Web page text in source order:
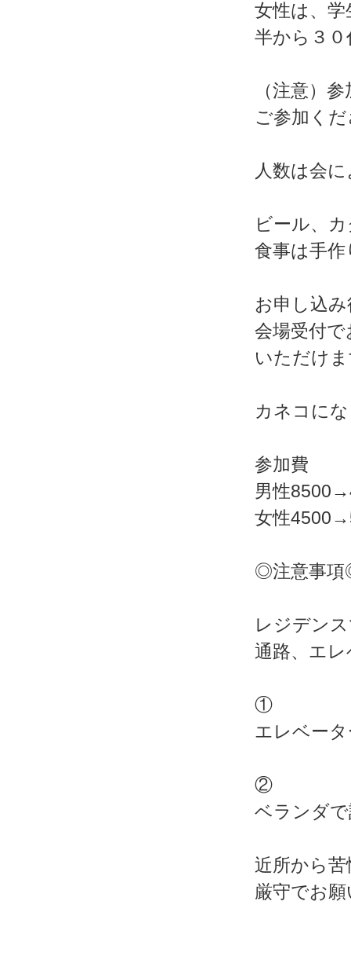
女性は、学
半から３
（注意）
ご参加く
人数は会
ビール、
食事は手
お申し込
会場受付
いただけ
カネコに
参加費
男性
女性
◎注意事
レジデン
通路、エ
①
エレベー
②
ベランダ
近所から
厳守でお